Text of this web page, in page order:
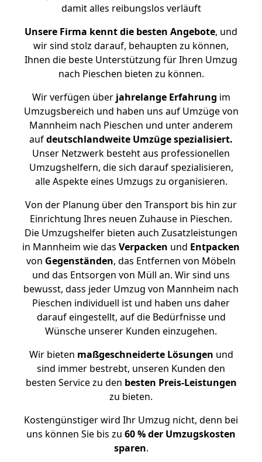
damit alles reibungslos verläuft
Unsere Firma kennt die besten Angebote, und
wir sind stolz darauf, behaupten zu können,
Ihnen die beste Unterstützung für Ihren Umzug
nach Pieschen bieten zu können.
Wir verfügen überjahrelange Erfahrung im
Umzugsbereich und haben uns auf Umzüge von
Mannheim nach Pieschen und unter anderem
aufdeutschlandweite Umzüge spezialisiert.
Unser Netzwerk besteht aus professionellen
Umzugshelfern, die sich darauf spezialisieren,
alle Aspekte eines Umzugs zu organisieren.
Von der Planung über den Transport bis hin zur
Einrichtung Ihres neuen Zuhause in Pieschen.
Die Umzugshelfer bieten auch Zusatzleistungen
in Mannheim wie das Verpacken und Entpacken
von Gegenständen, das Entfernen von Möbeln
und das Entsorgen von Müll an. Wir sind uns
bewusst, dass jeder Umzug von Mannheim nach
Pieschen individuell ist und haben uns daher
darauf eingestellt, auf die Bedürfnisse und
Wünsche unserer Kunden einzugehen.
Wir bieten maßgeschneiderte Lösungen und
sind immer bestrebt, unseren Kunden den
besten Service zu den besten Preis-Leistungen
zu bieten.
Kostengünstiger wird Ihr Umzug nicht, denn bei
uns können Sie bis zu 60 % der Umzugskosten
sparen.